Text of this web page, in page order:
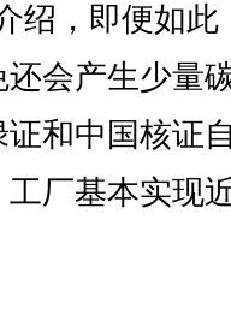
绍，即便如此
会产生少量
和中国核证
厂基本实现